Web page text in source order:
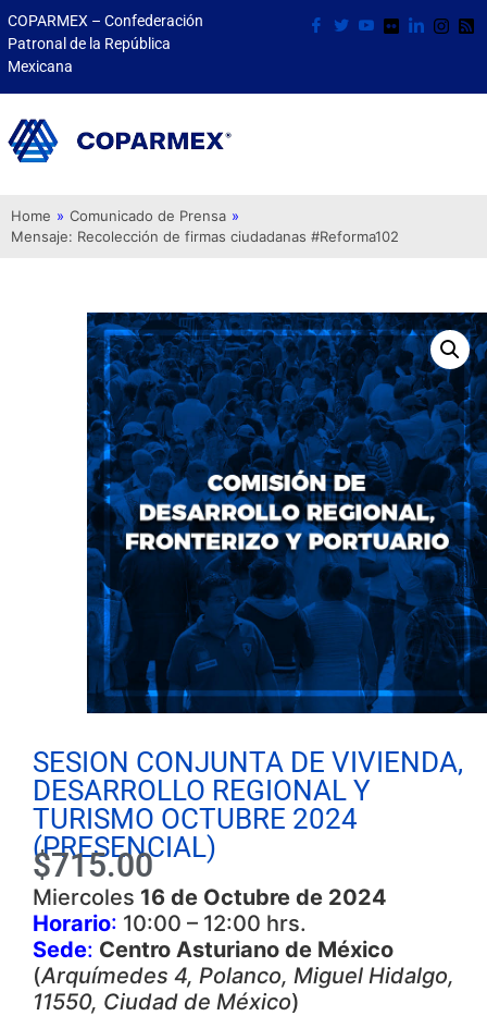
COPARMEX – Confederación
Patronal de la República
Mexicana
Home » Comunicado de Prensa »
Mensaje: Recolección de firmas ciudadanas #Reforma102
SESION CONJUNTA DE VIVIENDA,
DESARROLLO REGIONAL Y
TURISMO OCTUBRE 2024
(PRESENCIAL)
$715.00
Miercoles 16 de Octubre de 2024
Horario: 10:00 – 12:00 hrs.
Sede: Centro Asturiano de México
(Arquímedes 4, Polanco, Miguel Hidalgo,
11550, Ciudad de México)